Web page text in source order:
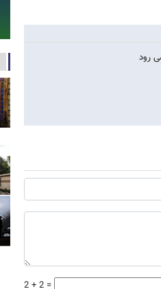
2 + 2 =